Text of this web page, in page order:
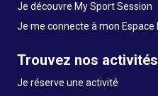
Je découvre My Sport Session
Je me connecte à mon Espace
Trouvez nos activités
Je réserve une activité